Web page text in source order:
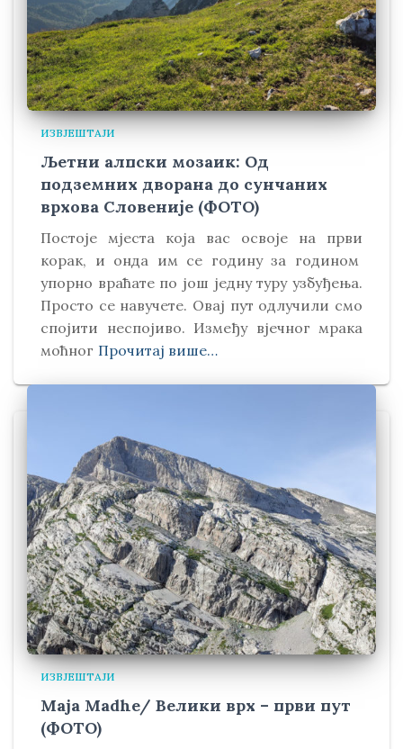
ИЗВЈЕШТАЈИ
Љетни алпски мозаик: Од
подземних дворана до сунчаних
врхова Словеније (ФОТО)
Постоје мјеста која вас освоје на први
корак, и онда им се годину за годином
упорно враћате по још једну туру узбуђења.
Просто се навучете. Овај пут одлучили смо
спојити неспојиво. Између вјечног мрака
моћног Прочитај више…
ИЗВЈЕШТАЈИ
Maja Madhe/ Велики врх – први пут
(ФОТО)